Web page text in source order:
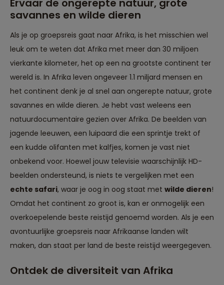
Ervaar de ongerepte natuur, grote
savannes en wilde dieren
Als je op groepsreis gaat naar Afrika, is het misschien wel
leuk om te weten dat Afrika met meer dan 30 miljoen
vierkante kilometer, het op een na grootste continent ter
wereld is. In Afrika leven ongeveer 1.1 miljard mensen en
het continent denk je al snel aan ongerepte natuur, grote
savannes en wilde dieren. Je hebt vast weleens een
natuurdocumentaire gezien over Afrika. De beelden van
jagende leeuwen, een luipaard die een sprintje trekt of
een kudde olifanten met kalfjes, komen je vast niet
onbekend voor. Hoewel jouw televisie waarschijnlijk HD-
beelden ondersteund, is niets te vergelijken met een
echte safari, waar je oog in oog staat met wilde dieren!
Omdat het continent zo groot is, kan er onmogelijk een
overkoepelende beste reistijd genoemd worden. Als je een
avontuurlijke groepsreis naar Afrikaanse landen wilt
maken, dan staat per land de beste reistijd weergegeven.
Ontdek de diversiteit van Afrika